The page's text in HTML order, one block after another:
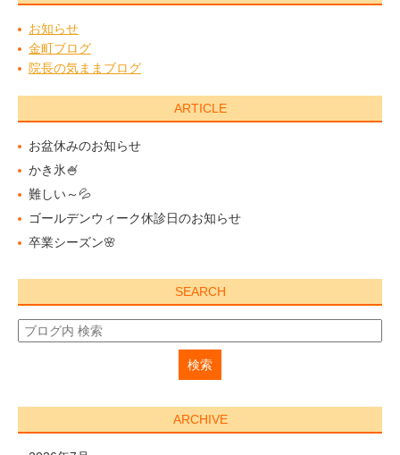
お知らせ
金町ブログ
院長の気ままブログ
ARTICLE
お盆休みのお知らせ
かき氷🍧
難しい～💦
ゴールデンウィーク休診日のお知らせ
卒業シーズン🌸
SEARCH
ARCHIVE